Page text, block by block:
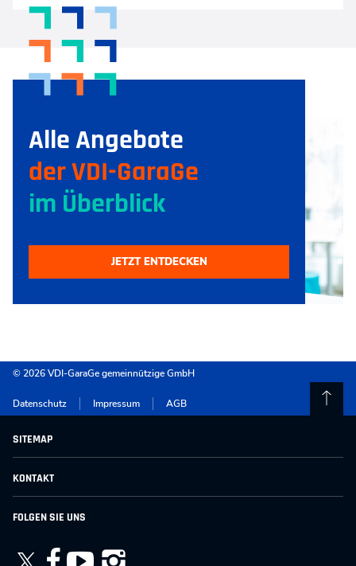
Alle Angebote
der VDI-GaraGe
im Überblick
JETZT ENTDECKEN
© 2026 VDI-GaraGe gemeinnützige GmbH
Datenschutz Impressum AGB
SITEMAP
für Eltern & Familien
Vermietung
Alle Angebote
KONTAKT
Karl-Heine-Str. 97
FOLGEN SIE UNS